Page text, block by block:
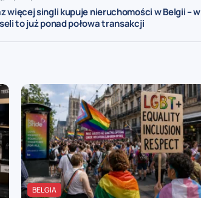
więcej singli kupuje nieruchomości w Belgii – w
to już ponad połowa transakcji
BELGIA